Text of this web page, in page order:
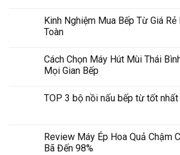
Kinh Nghiệm Mua Bếp Từ Giá
Toàn
Cách Chọn Máy Hút Mùi Thái
Mọi Gian Bếp
TOP 3 bộ nồi nấu bếp từ tốt nhất
Review Máy Ép Hoa Quả Chậm
Bã Đến 98%